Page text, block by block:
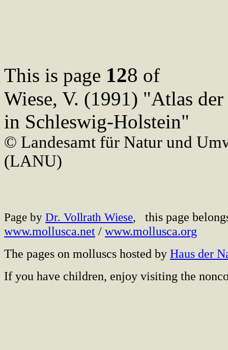
This is page 128 of
Wiese, V. (1991) "Atlas
in Schleswig-Holstein"
© Landesamt für Natur und
(LANU)
Page by Dr. Vollrath Wiese,
this page
www.mollusca.net / www.mollusca.org
The pages on molluscs hosted by Haus der
If you have children, enjoy visiting the